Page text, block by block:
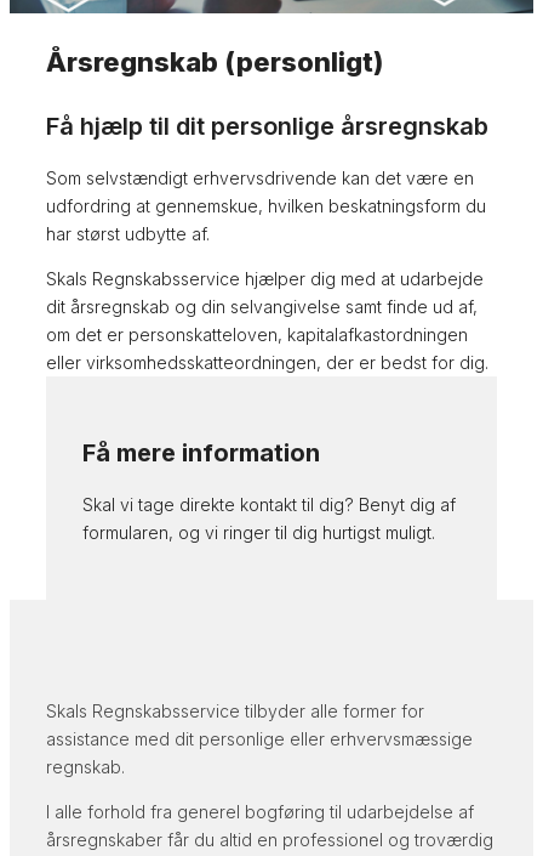
Årsregnskab (personligt)
Få hjælp til dit personlige årsregnskab
Som selvstændigt erhvervsdrivende kan det være en
udfordring at gennemskue, hvilken beskatningsform du
har størst udbytte af.
Skals Regnskabsservice hjælper dig med at udarbejde
dit årsregnskab og din selvangivelse samt finde ud af,
om det er personskatteloven, kapitalafkastordningen
eller virksomhedsskatteordningen, der er bedst for dig.
Få mere information
Skal vi tage direkte kontakt til dig? Benyt dig af
formularen, og vi ringer til dig hurtigst muligt.
Skals Regnskabsservice tilbyder alle former for
assistance med dit personlige eller erhvervsmæssige
regnskab.
I alle forhold fra generel bogføring til udarbejdelse af
årsregnskaber får du altid en professionel og troværdig